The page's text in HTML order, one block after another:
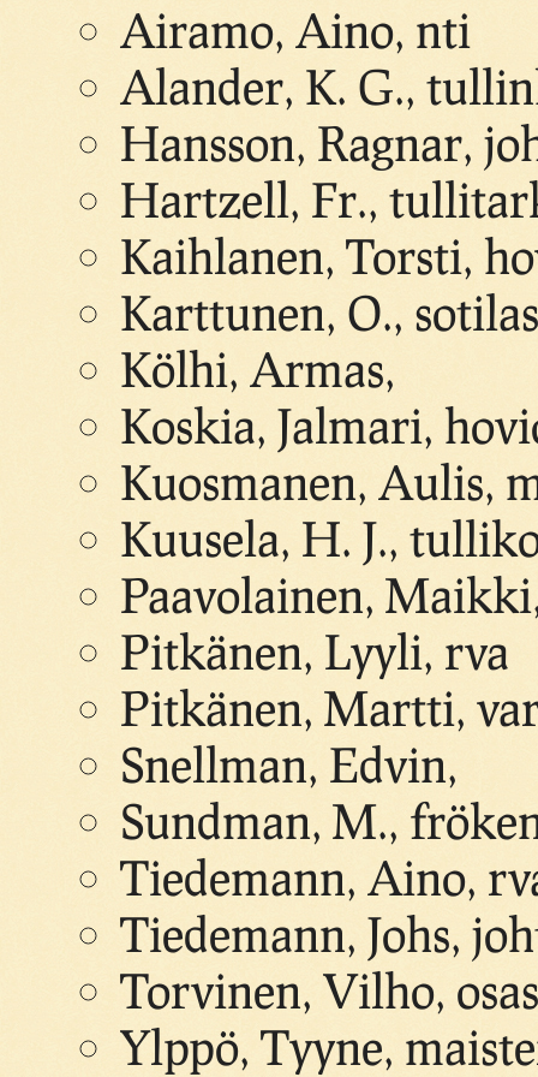
Airamo, Aino, nti
Alander, K. G.,
Hansson, Ragnar,
Hartzell, Fr.,
Kaihlanen, Torsti,
Karttunen, O.,
Kölhi, Armas,
Koskia, Jalmari,
Kuosmanen, Aulis,
Kuusela, H. J.,
Paavolainen,
Pitkänen, Lyyli, rva
Pitkänen, Martti,
Snellman, Edvin,
Sundman, M.,
Tiedemann, Aino,
Tiedemann, Johs,
Torvinen, Vilho,
Ylppö, Tyyne,